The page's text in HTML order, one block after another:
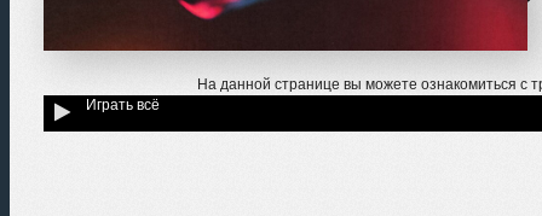
На данной странице вы можете ознакомиться с
Играть всё